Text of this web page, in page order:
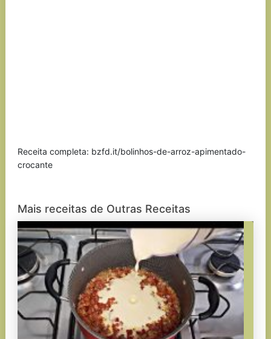
Receita completa: bzfd.it/bolinhos-de-arroz-apimentado-
crocante
Mais receitas de Outras Receitas